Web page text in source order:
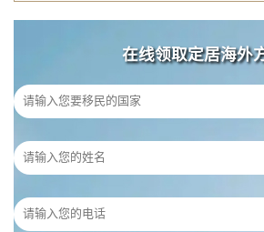
在线领取定居海外